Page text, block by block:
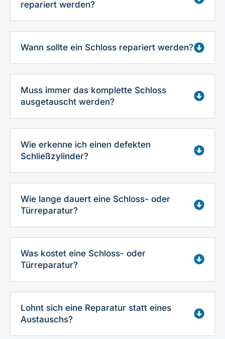
repariert werden?
Wann sollte ein Schloss repariert werden?
Muss immer das komplette Schloss
ausgetauscht werden?
Wie erkenne ich einen defekten
Schließzylinder?
Wie lange dauert eine Schloss- oder
Türreparatur?
Was kostet eine Schloss- oder
Türreparatur?
Lohnt sich eine Reparatur statt eines
Austauschs?